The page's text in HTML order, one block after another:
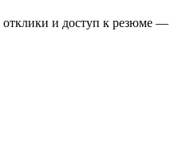
и доступ к резюме —